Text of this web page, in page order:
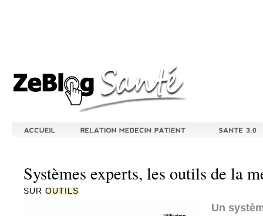
Systèmes experts, les outils de la
SUR OUTILS
Un